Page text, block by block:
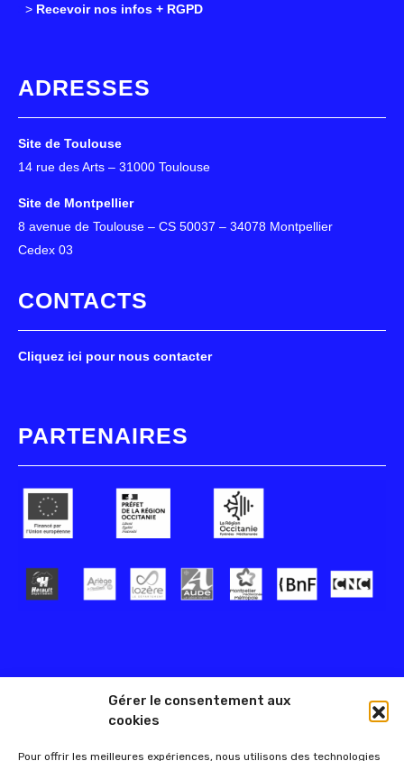
Gérer le consentement aux
cookies
Pour offrir les meilleures expériences, nous utilisons des technologies
> Recevoir nos infos + RGPD
ADRESSES
Site de Toulouse
14 rue des Arts – 31000 Toulouse
Site de Montpellier
8 avenue de Toulouse – CS 50037 – 34078 Montpellier
Cedex 03
CONTACTS
Cliquez ici pour nous contacter
PARTENAIRES